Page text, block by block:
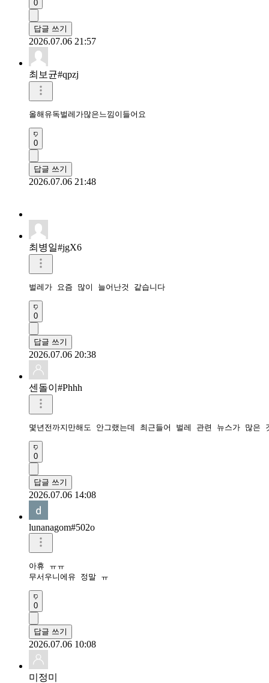
0
답글 쓰기
2026.07.06 21:57
최보균#qpzj
올해유독벌레가많은느낌이들어요
0
답글 쓰기
2026.07.06 21:48
최병일#jgX6
벌레가 요즘 많이 늘어난것 같습니다
0
답글 쓰기
2026.07.06 20:38
센돌이#Phhh
몇년전까지만해도 안그랬는데 최근들어 벌레 관련 뉴스가 많은
0
답글 쓰기
2026.07.06 14:08
lunanagom#502o
아휴 ㅠㅠ
무서우니에유 정말 ㅠ
0
답글 쓰기
2026.07.06 10:08
미정미